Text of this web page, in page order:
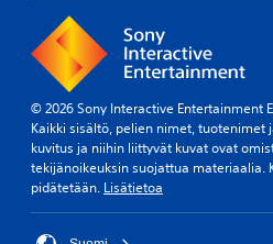
© 2026 Sony Interactive Entertainment
Kaikki sisältö, pelien nimet,
kuvitus ja niihin liittyvät kuvat ovat
tekijänoikeuksin suojattua materiaalia.
pidätetään. Lisätietoa